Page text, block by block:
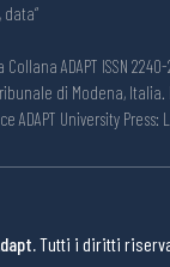
ADAPT ISSN 2240-
di Modena,
ADAPT University Press:
Tutti i diritti